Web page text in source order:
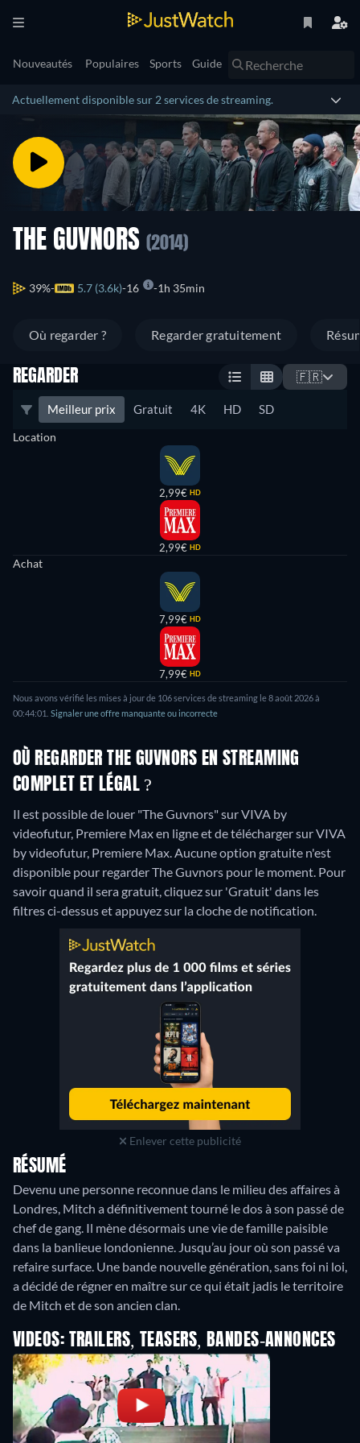
Nouveautés Populaires Sports Guide
Actuellement disponible sur 2 services de streaming.
THE GUVNORS (2014)
39% 5.7 (3.6k) 16 1h 35min
Où regarder ? Regarder gratuitement
REGARDER 🇫🇷
Meilleur prix Gratuit 4K HD SD
Location
2,99€ HD
2,99€ HD
Achat
7,99€ HD
7,99€ HD
Nous avons vérifié les mises à jour de 106 services de streaming le 8 août 2026 à
00:44:01. Signaler une offre manquante ou incorrecte
OÙ REGARDER THE GUVNORS EN STREAMING
COMPLET ET LÉGAL ?
Il est possible de louer "The Guvnors" sur VIVA by
videofutur, Premiere Max en ligne et de télécharger sur VIVA
by videofutur, Premiere Max.Aucune option gratuite n'est
disponible pour regarder The Guvnors pour le moment. Pour
savoir quand il sera gratuit, cliquez sur 'Gratuit' dans les
filtres ci-dessus et appuyez sur la cloche de notification.
Enlever cette publicité
RÉSUMÉ
Devenu une personne reconnue dans le milieu des affaires à
Londres, Mitch a définitivement tourné le dos à son passé de
chef de gang. Il mène désormais une vie de famille paisible
dans la banlieue londonienne. Jusqu’au jour où son passé va
refaire surface. Une bande nouvelle génération, sans foi ni loi,
a décidé de régner en maître sur ce qui était jadis le territoire
de Mitch et de son ancien clan.
VIDEOS: TRAILERS, TEASERS, BANDES-ANNONCES